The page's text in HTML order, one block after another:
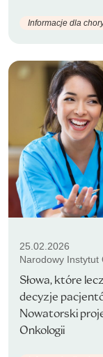
Informacje dla
25.02.2026
Narodowy Instytut
Słowa, które
decyzje
Nowatorski
Onkologii